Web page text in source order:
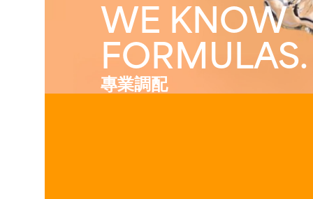
WE KNOW
FORMULAS.
專業調配